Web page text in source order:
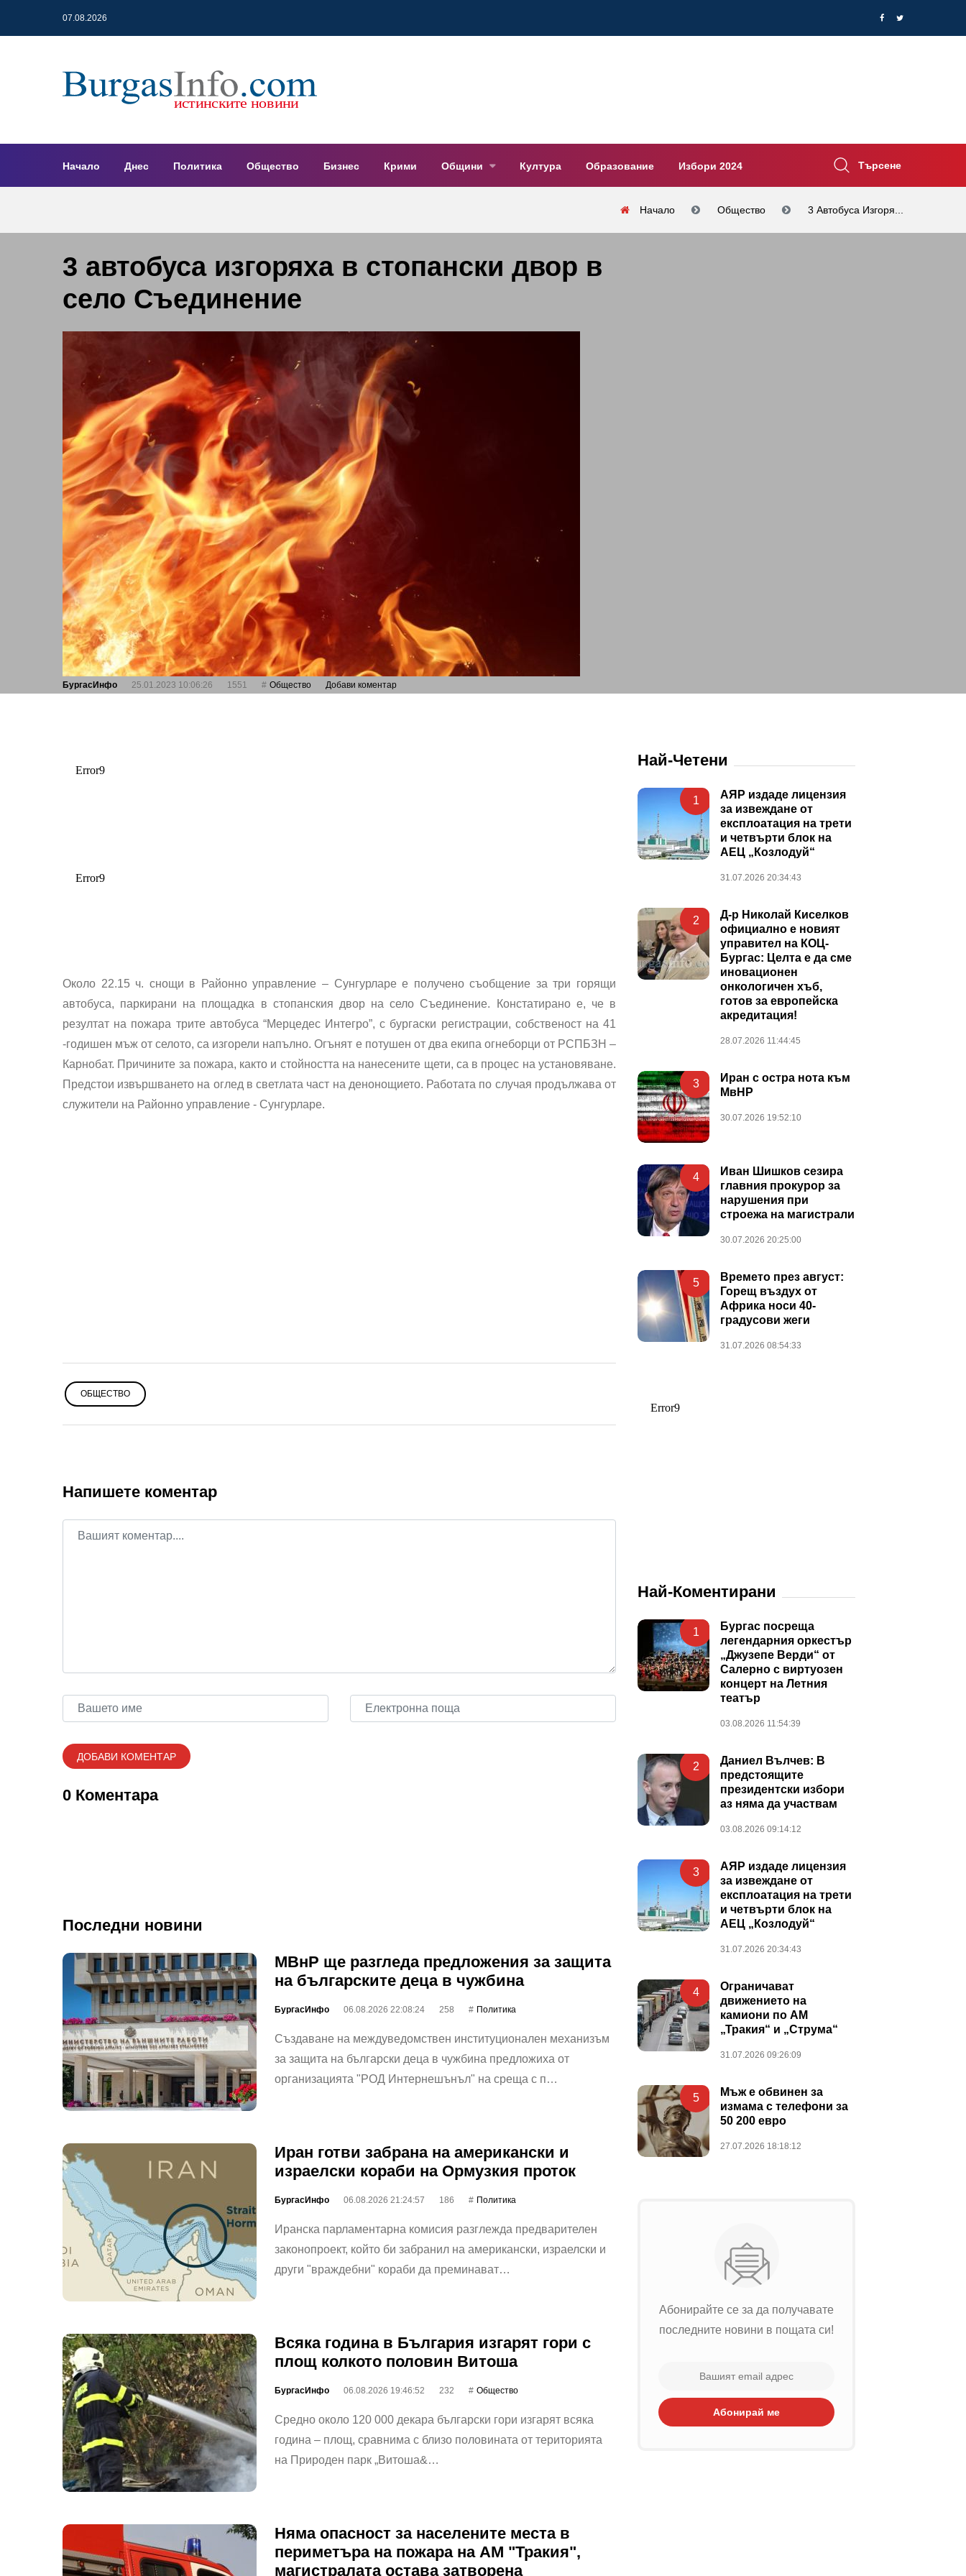
07.08.2026
Начало Днес Политика Общество Бизнес Крими Общини Култура Образование Избори 2024 Търсене
Начало Общество 3 Автобуса Изгоря...
3 автобуса изгоряха в стопански двор в
село Съединение
БургасИнфо 25.01.2023 10:06:26 1551 Общество Добави коментар
Около 22.15 ч. снощи в Районно управление – Сунгурларе е получено съобщение за три горящи
автобуса, паркирани на площадка в стопанския двор на село Съединение. Констатирано е, че в
резултат на пожара трите автобуса “Мерцедес Интегро”, с бургаски регистрации, собственост на 41
-годишен мъж от селото, са изгорели напълно. Огънят е потушен от два екипа огнеборци от РСПБЗН –
Карнобат. Причините за пожара, както и стойността на нанесените щети, са в процес на установяване.
Предстои извършването на оглед в светлата част на денонощието. Работата по случая продължава от
служители на Районно управление - Сунгурларе.
ОБЩЕСТВО
Напишете коментар
0 Коментара
Последни новини
МВнР ще разгледа предложения за защита
на българските деца в чужбина
БургасИнфо 06.08.2026 22:08:24 258 Политика
Създаване на междуведомствен институционален механизъм
за защита на български деца в чужбина предложиха от
организацията "РОД Интернешънъл" на среща с п…
Иран готви забрана на американски и
израелски кораби на Ормузкия проток
БургасИнфо 06.08.2026 21:24:57 186 Политика
Иранска парламентарна комисия разглежда предварителен
законопроект, който би забранил на американски, израелски и
други "враждебни" кораби да преминават…
Всяка година в България изгарят гори с
площ колкото половин Витоша
БургасИнфо 06.08.2026 19:46:52 232 Общество
Средно около 120 000 декара български гори изгарят всяка
година – площ, сравнима с близо половината от територията
на Природен парк „Витоша&…
Няма опасност за населените места в
периметъра на пожара на АМ "Тракия",
магистралата остава затворена
Най-Четени
1
АЯР издаде лицензия
за извеждане от
експлоатация на трети
и четвърти блок на
АЕЦ „Козлодуй“
31.07.2026 20:34:43
2
Д-р Николай Киселков
официално е новият
управител на КОЦ-
Бургас: Целта е да сме
иновационен
онкологичен хъб,
готов за европейска
акредитация!
28.07.2026 11:44:45
3
Иран с остра нота към
МвНР
30.07.2026 19:52:10
4
Иван Шишков сезира
главния прокурор за
нарушения при
строежа на магистрали
30.07.2026 20:25:00
5
Времето през август:
Горещ въздух от
Африка носи 40-
градусови жеги
31.07.2026 08:54:33
Най-Коментирани
1
Бургас посреща
легендарния оркестър
„Джузепе Верди“ от
Салерно с виртуозен
концерт на Летния
театър
03.08.2026 11:54:39
2
Даниел Вълчев: В
предстоящите
президентски избори
аз няма да участвам
03.08.2026 09:14:12
3
АЯР издаде лицензия
за извеждане от
експлоатация на трети
и четвърти блок на
АЕЦ „Козлодуй“
31.07.2026 20:34:43
4
Ограничават
движението на
камиони по АМ
„Тракия“ и „Струма“
31.07.2026 09:26:09
5
Мъж е обвинен за
измама с телефони за
50 200 евро
27.07.2026 18:18:12
Абонирайте се за да получавате
последните новини в пощата си!
Абонирай ме